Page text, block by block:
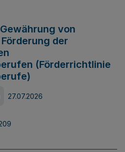
von
der
(Förderrichtlinie
27.07.2026